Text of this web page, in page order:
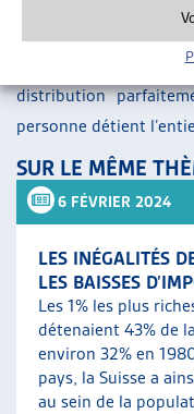
étant la
distribution
personne détient
SUR LE MÊME
6 FÉVRIER 2024
LES INÉGALITÉS
LES BAISSES
Les 1% les plus
détenaient 43% de
environ 32% en
pays, la Suisse a
au sein de la